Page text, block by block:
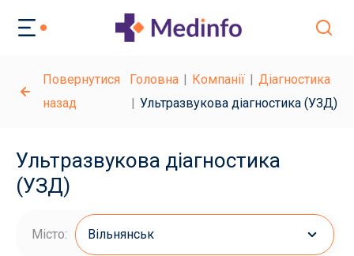
Повернутися
назад
Головна Компанії
Діагностика
Ультразвукова діагностика (УЗД)
Ультразвукова діагностика
(УЗД)
Місто: Вільнянськ